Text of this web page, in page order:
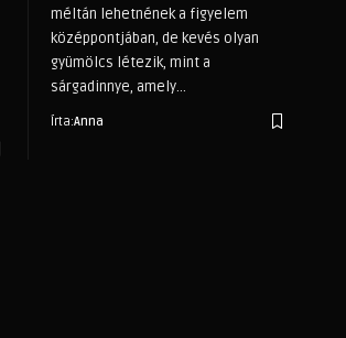
méltán lehetnének a figyelem
középpontjában, de kevés olyan
gyümölcs létezik, mint a
sárgadinnye, amely…
Írta:Anna